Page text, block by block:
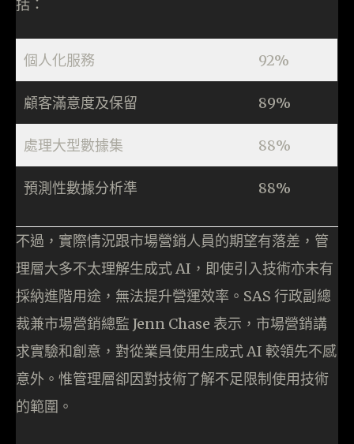
括：
個人化服務 92%
顧客滿意度及保留 89%
處理大型數據集 88%
預測性數據分析準 88%
不過，實際情況跟市場營銷人員的期望有落差，管
理層大多不太理解生成式 AI，即使引入技術亦未有
採納進階用途，無法提升營運效率。SAS 行政副總
裁兼市場營銷總監 Jenn Chase 表示，市場營銷講
求實驗和創意，對從業員使用生成式 AI 較領先不感
意外。惟管理層卻因對技術了解不足限制使用技術
的範圍。